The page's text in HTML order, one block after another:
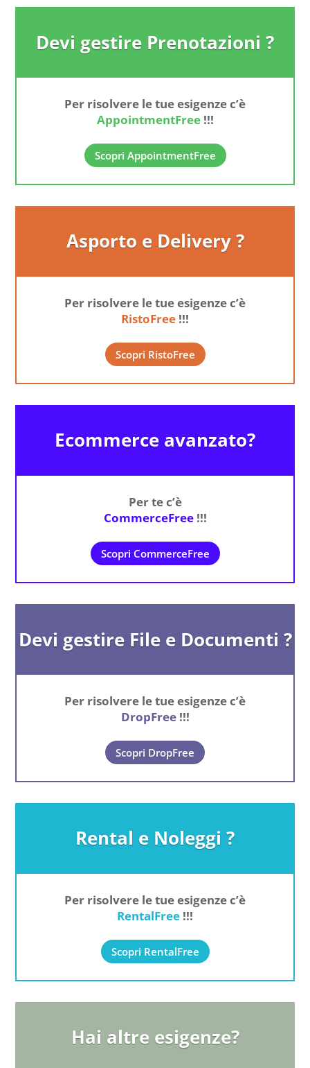
Devi gestire Prenotazioni ?
Per risolvere le tue esigenze c’è
AppointmentFree !!!
Scopri AppointmentFree
Asporto e Delivery ?
Per risolvere le tue esigenze c’è
RistoFree !!!
Scopri RistoFree
Ecommerce avanzato?
Per te c’è
CommerceFree !!!
Scopri CommerceFree
Devi gestire File e Documenti ?
Per risolvere le tue esigenze c’è
DropFree !!!
Scopri DropFree
Rental e Noleggi ?
Per risolvere le tue esigenze c’è
RentalFree !!!
Scopri RentalFree
Hai altre esigenze?